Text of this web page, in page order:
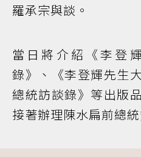
羅承宗與談。
當日將介紹《李登
錄》、《李登輝先生
總統訪談錄》等出版
接著辦理陳水扁前總統